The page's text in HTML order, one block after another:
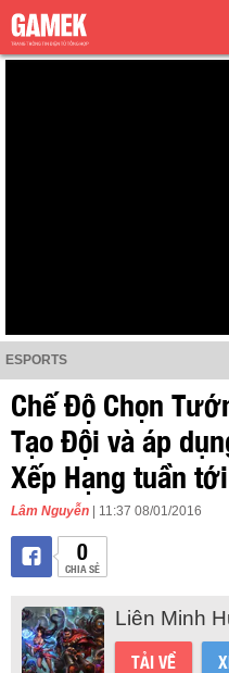
ESPORTS
Chế Độ Chọn
Tạo Đội và áp
Xếp Hạng tuần tới
Lâm Nguyễn | 11:37 08/01/2016
0
CHIA SẺ
Liên Minh
TẢI VỀ